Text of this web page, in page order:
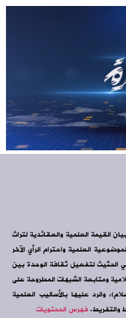
القيمة العلمية والعقائدية لتراث
العلمية واحترام الرأي الآخر
الحثيث لتفعيل ثقافة الوحدة بين
ومتابعة الشبهات المطروحة على
والرد عليها بالأساليب العلمية
والتفريط.فهرس المحتويات